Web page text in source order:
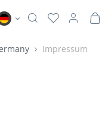
Impressum